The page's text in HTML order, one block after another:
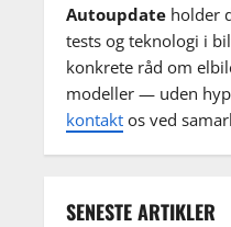
Autoupdateholder
tests og teknologi i
konkrete råd om
modeller — uden
kontaktos ved
SENESTE ARTIKLER